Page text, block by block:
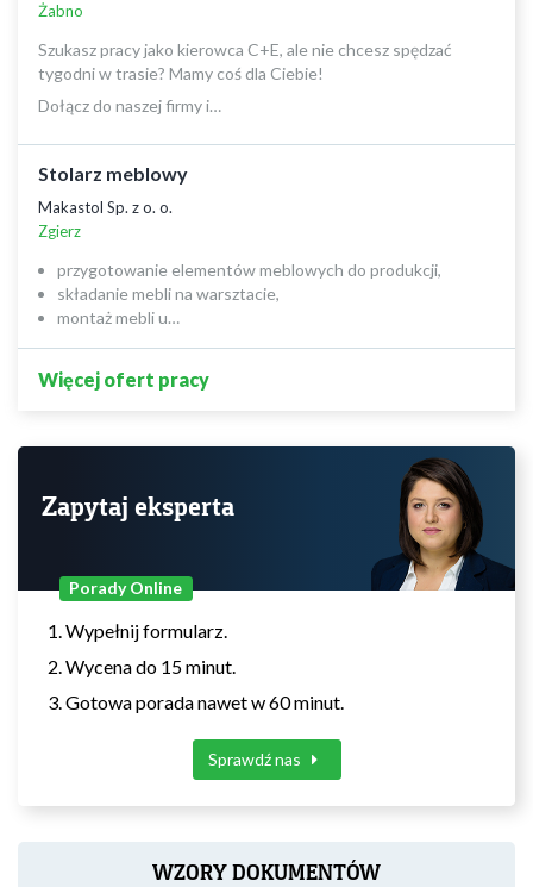
Żabno
Szukasz pracy jako kierowca C+E, ale nie chcesz spędzać
tygodni w trasie? Mamy coś dla Ciebie!
Dołącz do naszej firmy i…
Stolarz meblowy
Makastol Sp. z o. o.
Zgierz
przygotowanie elementów meblowych do produkcji,
składanie mebli na warsztacie,
montaż mebli u…
Więcej ofert pracy
Zapytaj eksperta
Porady Online
Wypełnij formularz.
Wycena do 15 minut.
Gotowa porada nawet w 60 minut.
Sprawdź nas
WZORY DOKUMENTÓW